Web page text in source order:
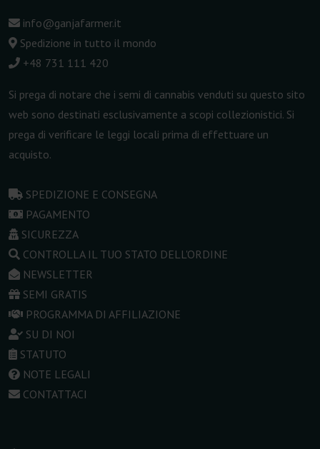
info@ganjafarmer.it
Spedizione in tutto il mondo
+48 731 111 420
Si prega di notare che i semi di cannabis venduti su questo sito
web sono destinati esclusivamente a scopi collezionistici. Si
prega di verificare le leggi locali prima di effettuare un
acquisto.
SPEDIZIONE E CONSEGNA
PAGAMENTO
SICUREZZA
CONTROLLA IL TUO STATO DELL'ORDINE
NEWSLETTER
SEMI GRATIS
PROGRAMMA DI AFFILIAZIONE
SU DI NOI
STATUTO
NOTE LEGALI
CONTATTACI